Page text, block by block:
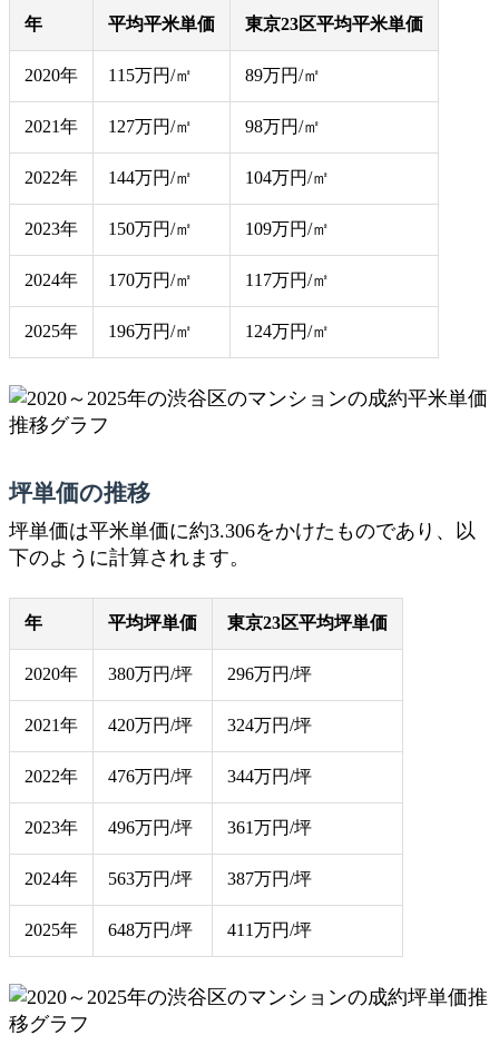
年 平均平米単価 東京23区平均平米単価
2020年 115万円/㎡ 89万円/㎡
2021年 127万円/㎡ 98万円/㎡
2022年 144万円/㎡ 104万円/㎡
2023年 150万円/㎡ 109万円/㎡
2024年 170万円/㎡ 117万円/㎡
2025年 196万円/㎡ 124万円/㎡
坪単価の推移
坪単価は平米単価に約3.306をかけたものであり、以
下のように計算されます。
年 平均坪単価 東京23区平均坪単価
2020年 380万円/坪 296万円/坪
2021年 420万円/坪 324万円/坪
2022年 476万円/坪 344万円/坪
2023年 496万円/坪 361万円/坪
2024年 563万円/坪 387万円/坪
2025年 648万円/坪 411万円/坪